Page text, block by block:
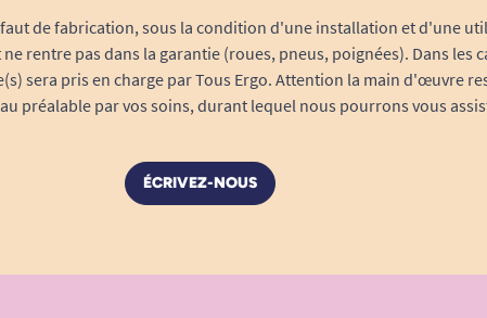
de fabrication, sous la condition d'une installation et d'une
rentre pas dans la garantie (roues, pneus, poignées). Dans les
sera pris en charge par Tous Ergo. Attention la main d'œuvre
préalable par vos soins, durant lequel nous pourrons vous
ÉCRIVEZ-NOUS